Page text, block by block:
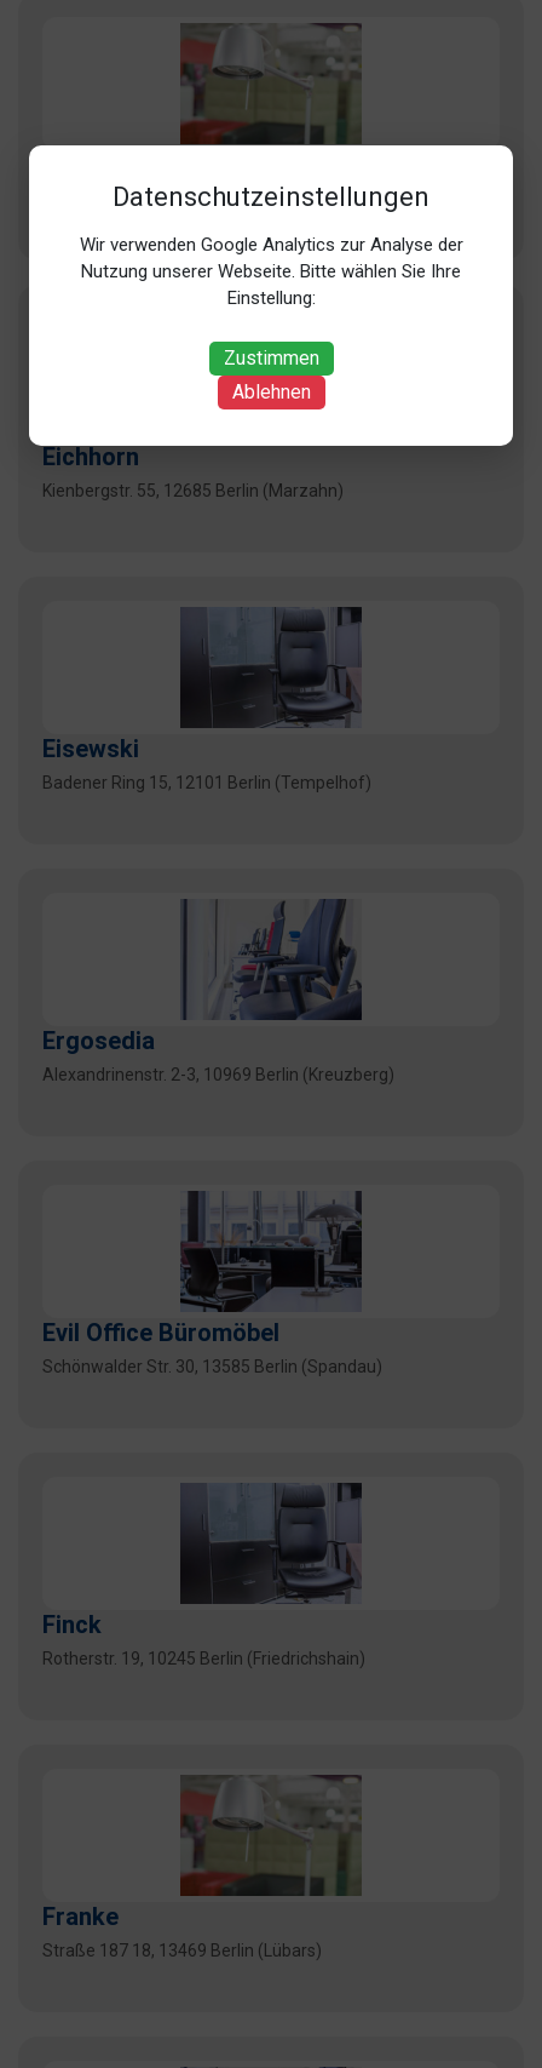
Datenschutzeinstellungen
Wir verwenden Google Analytics zur Analyse der
Nutzung unserer Webseite. Bitte wählen Sie Ihre
Einstellung:
Zustimmen
Ablehnen
Lietzenburger Str. 20b, 10789 Berlin (Schöneberg)
Eichhorn
Kienbergstr. 55, 12685 Berlin (Marzahn)
Eisewski
Badener Ring 15, 12101 Berlin (Tempelhof)
Ergosedia
Alexandrinenstr. 2-3, 10969 Berlin (Kreuzberg)
Evil Office Büromöbel
Schönwalder Str. 30, 13585 Berlin (Spandau)
Finck
Rotherstr. 19, 10245 Berlin (Friedrichshain)
Franke
Straße 187 18, 13469 Berlin (Lübars)